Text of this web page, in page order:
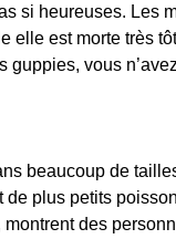
si heureuses. Les
elle est morte très
guppies, vous
beaucoup de
plus petits
des